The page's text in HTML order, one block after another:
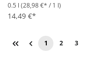
Durchschnittliche
0.5 l (28,98 €* / 1 l)
14,49 €*
1 2 3